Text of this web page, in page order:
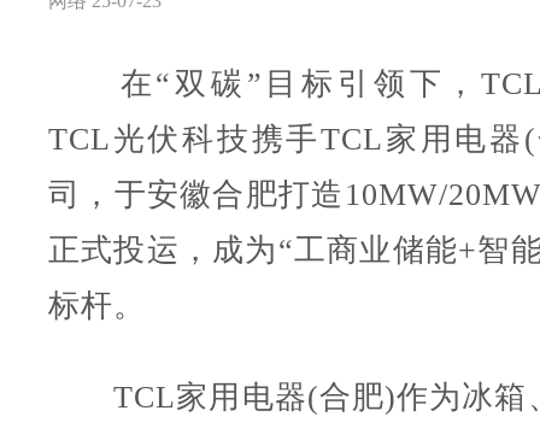
在“双碳”目标引领下，
TCL光伏科技携手TCL家用电器
司，于安徽合肥打造10MW/
正式投运，成为“工商业储能+智
标杆。
TCL家用电器(合肥)作为冰箱